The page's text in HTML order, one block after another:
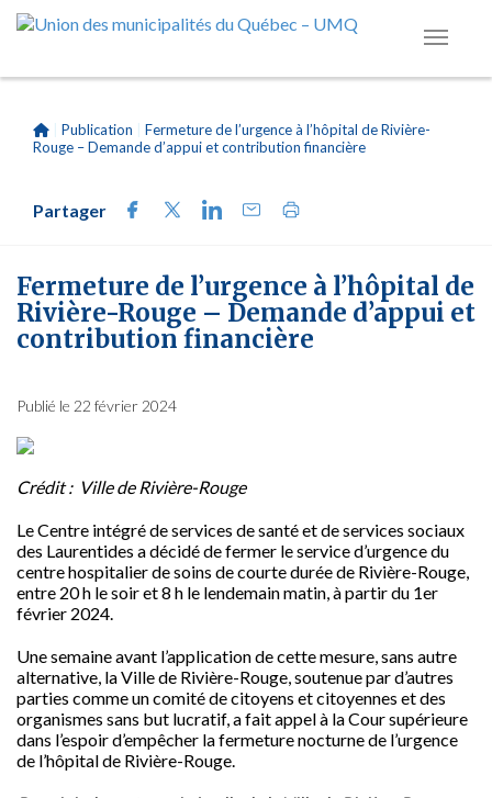
Publication
Fermeture de l’urgence à l’hôpital de Rivière-
Rouge – Demande d’appui et contribution financière
Partager
Fermeture de l’urgence à l’hôpital de
Rivière-Rouge – Demande d’appui et
contribution financière
Publié le 22 février 2024
Crédit : Ville de Rivière-Rouge
Le Centre intégré de services de santé et de services sociaux
des Laurentides a décidé de fermer le service d’urgence du
centre hospitalier de soins de courte durée de Rivière-Rouge,
entre 20 h le soir et 8 h le lendemain matin, à partir du 1er
février 2024.
Une semaine avant l’application de cette mesure, sans autre
alternative, la Ville de Rivière-Rouge, soutenue par d’autres
parties comme un comité de citoyens et citoyennes et des
organismes sans but lucratif, a fait appel à la Cour supérieure
dans l’espoir d’empêcher la fermeture nocturne de l’urgence
de l’hôpital de Rivière-Rouge.